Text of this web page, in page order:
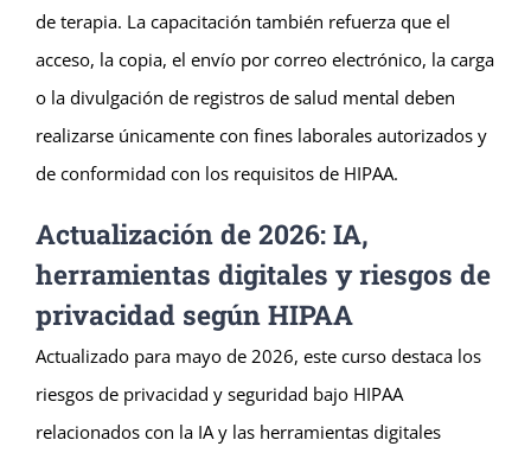
de terapia. La capacitación también refuerza que el
acceso, la copia, el envío por correo electrónico, la carga
o la divulgación de registros de salud mental deben
realizarse únicamente con fines laborales autorizados y
de conformidad con los requisitos de HIPAA.
Actualización de 2026: IA,
herramientas digitales y riesgos de
privacidad según HIPAA
Actualizado para mayo de 2026, este curso destaca los
riesgos de privacidad y seguridad bajo HIPAA
relacionados con la IA y las herramientas digitales